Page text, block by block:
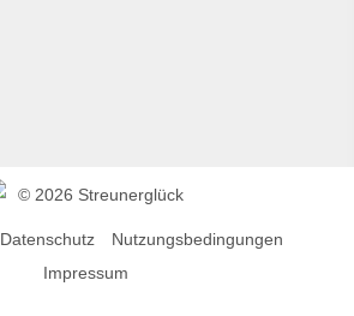
© 2026 Streunerglück
Datenschutz
Nutzungsbedingungen
Impressum